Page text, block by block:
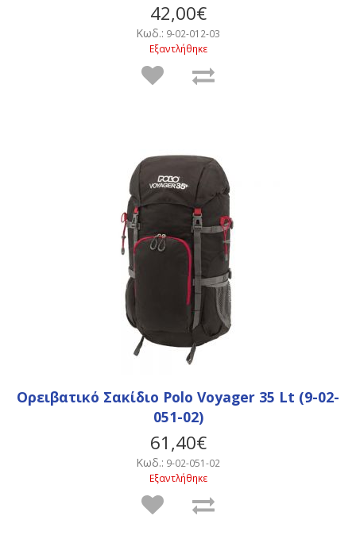
42,00€
Κωδ.: 9-02-012-03
Εξαντλήθηκε
Ορειβατικό Σακίδιο Polo Voyager 35 Lt (9-02-
051-02)
61,40€
Κωδ.: 9-02-051-02
Εξαντλήθηκε